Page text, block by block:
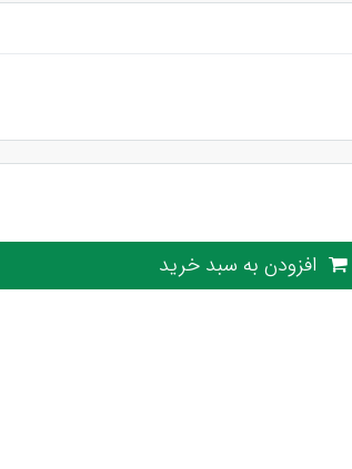
افزودن به سبد خرید